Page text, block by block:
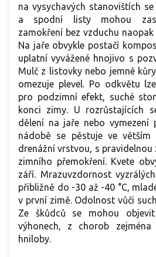
na vysychavých stanovištích
a spodní listy mohou
zamokření bez vzduchu
Na jaře obvykle postačí
uplatní vyvážené hnojivo s
Mulč z listovky nebo jemné
omezuje plevel. Po odkvětu
pro podzimní efekt, suché
konci zimy. U rozrůstajících
dělení na jaře nebo vymezení
nádobě se pěstuje ve větším
drenážní vrstvou, s pravidelnou
zimního přemokření. Kvete
září. Mrazuvzdornost
přibližně do -30 až -40 °C,
v první zimě. Odolnost vůči
Ze škůdců se mohou
výhonech, z chorob
hniloby.